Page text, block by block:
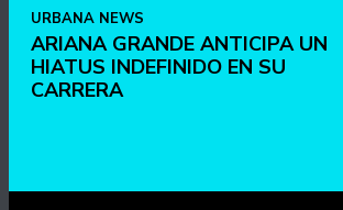
URBANA NEWS
ARIANA GRANDE ANTICIPA UN
HIATUS INDEFINIDO EN SU
CARRERA